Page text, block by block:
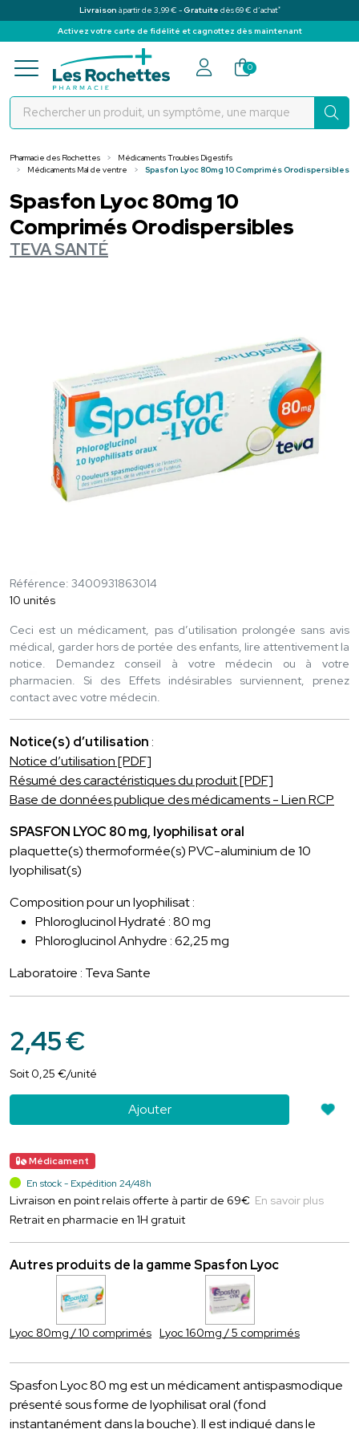
Livraison à partir de 3,99 € -Gratuite dès 69 € d’achat*
Activez votre carte de fidélité et cagnottez dès maintenant
Pharmacie des Rochettes Votre
0
Pharmacie des Rochettes
Médicaments Troubles Digestifs
Médicaments Mal de ventre
Spasfon Lyoc 80mg 10 Comprimés Orodispersibles
Spasfon Lyoc 80mg 10
Comprimés Orodispersibles
TEVA SANTÉ
Référence: 3400931863014
10 unités
Ceci est un médicament, pas d’utilisation prolongée sans avis
médical, garder hors de portée des enfants, lire attentivement la
notice. Demandez conseil à votre médecin ou à votre
pharmacien. Si des Effets indésirables surviennent, prenez
contact avec votre médecin.
Notice(s) d’utilisation :
Notice d’utilisation [PDF]
Résumé des caractéristiques du produit [PDF]
Base de données publique des médicaments - Lien RCP
SPASFON LYOC 80 mg, lyophilisat oral
plaquette(s) thermoformée(s) PVC-aluminium de 10
lyophilisat(s)
Composition pour un lyophilisat :
Phloroglucinol Hydraté : 80 mg
Phloroglucinol Anhydre : 62,25 mg
Laboratoire : Teva Sante
2,45€
Soit 0,25 €/unité
Ajouter
Médicament
En stock - Expédition 24/48h
Livraison en point relais offerte à partir de 69€ En savoir plus
Retrait en pharmacie en 1H gratuit
Autres produits de la gamme Spasfon Lyoc
Lyoc 80mg / 10 comprimés Lyoc 160mg / 5 comprimés
Spasfon Lyoc 80 mg est un médicament antispasmodique
présenté sous forme de lyophilisat oral (fond
instantanément dans la bouche). Il est indiqué dans le